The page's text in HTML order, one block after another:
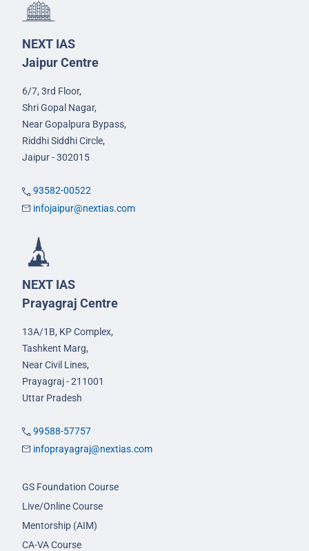
NEXT IAS
Jaipur Centre
6/7, 3rd Floor,
Shri Gopal Nagar,
Near Gopalpura Bypass,
Riddhi Siddhi Circle,
Jaipur - 302015
93582-00522
infojaipur@nextias.com
NEXT IAS
Prayagraj Centre
13A/1B, KP Complex,
Tashkent Marg,
Near Civil Lines,
Prayagraj - 211001
Uttar Pradesh
99588-57757
infoprayagraj@nextias.com
GS Foundation Course
Live/Online Course
Mentorship (AIM)
CA-VA Course